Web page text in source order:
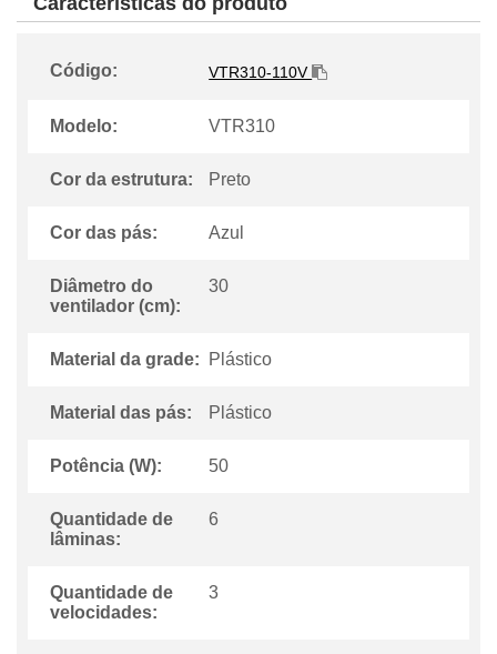
Código: VTR310-110V
Modelo: VTR310
Cor da estrutura: Preto
Cor das pás: Azul
Diâmetro do
ventilador (cm):
30
Material da grade: Plástico
Material das pás: Plástico
Potência (W): 50
Quantidade de
lâminas:
6
Quantidade de
velocidades:
3